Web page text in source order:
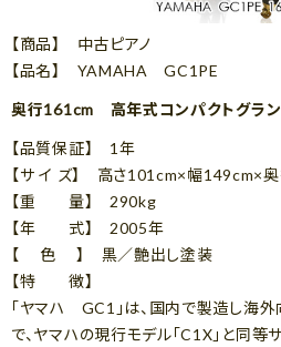
【商品】 中古ピアノ
【品名】 YAMAHA GC1PE
奥行161cm 高年式コンパクトグラン
【品質保証】 1年
【サ イ ズ】 高さ101cm×幅149cm×
【重 量】 290kg
【年 式】 2005年
【 色 】 黒／艶出し塗装
【特 徴】
「ヤマハ GC1」は、国内で製造し海
で、ヤマハの現行モデル「C1X」と同等